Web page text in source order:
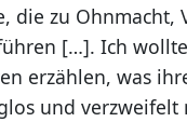
die zu Ohnmacht,
[…]. Ich
erzählen, was
und verzweifelt